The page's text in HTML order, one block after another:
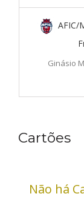
AFIC/
Ginásio
Cartões
Não há